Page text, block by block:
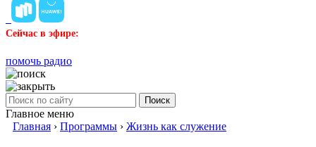
Сейчас в эфире:
помочь радио
Поиск
Главное меню
Главная › Программы › Жизнь как служение